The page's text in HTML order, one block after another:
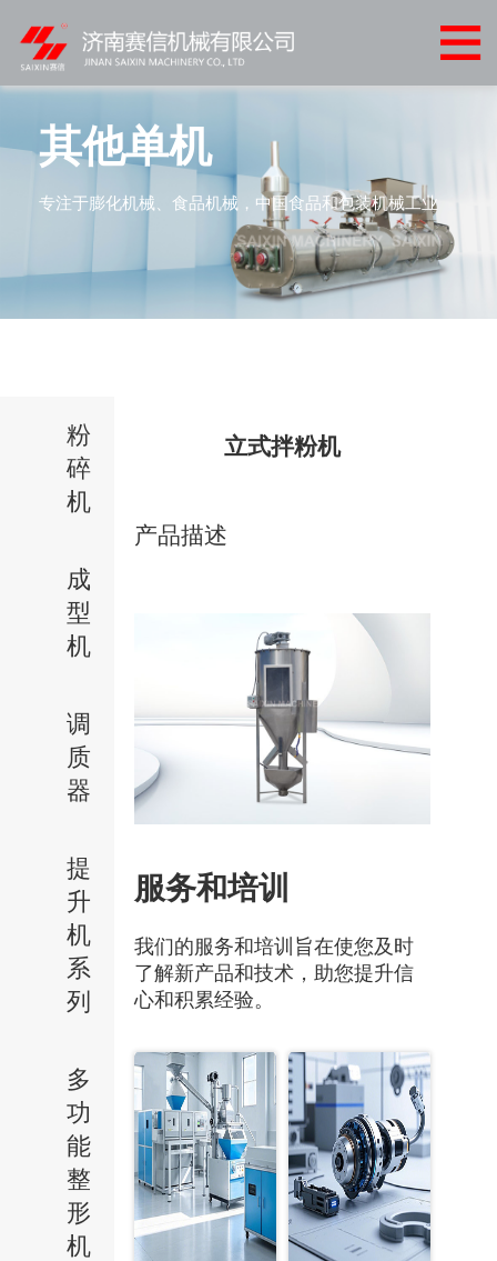
心
案
户
新
其他单机
专注于膨化机械、食品机械，中国食品和包装机械工业
粉
碎
机
成
型
机
调
质
器
提
升
机
系
列
多
功
能
整
形
机
立式拌粉机
产品描述
服务和培训
我们的服务和培训旨在使您及时
了解新产品和技术，助您提升信
心和积累经验。